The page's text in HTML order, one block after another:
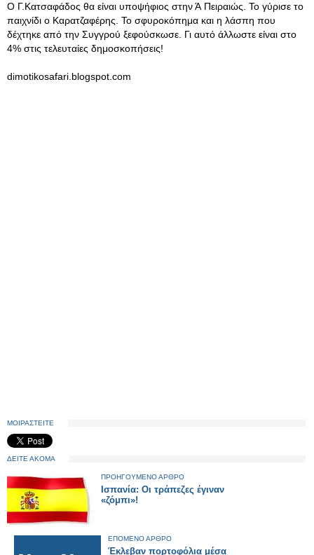
Ο Γ.Κατσαφάδος θα είναι υποψήφιος στην Ά Πειραιώς. Το γύρισε το
παιχνίδι ο Καρατζαφέρης. Το σφυροκόπημα και η λάσπη που
δέχτηκε από την Συγγρού ξεφούσκωσε. Γι αυτό άλλωστε είναι στο
4% στις τελευταίες δημοσκοπήσεις!
dimotikosafari.blogspot.com
ΜΟΙΡΑΣΤΕΙΤΕ
ΔΕΙΤΕ ΑΚΟΜΑ
ΠΡΟΗΓΟΥΜΕΝΟ ΑΡΘΡΟ
Ισπανία: Οι τράπεζες έγιναν
«ζόμπι»!
ΕΠΟΜΕΝΟ ΑΡΘΡΟ
Έκλεβαν πορτοφόλια μέσα